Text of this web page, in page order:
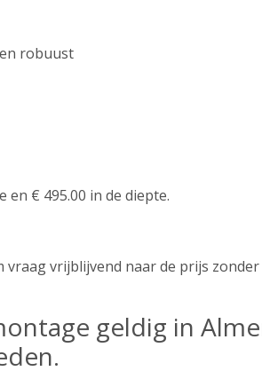
robuust
€ 495.00 in de diepte.
vrijblijvend naar de prijs
geldig in